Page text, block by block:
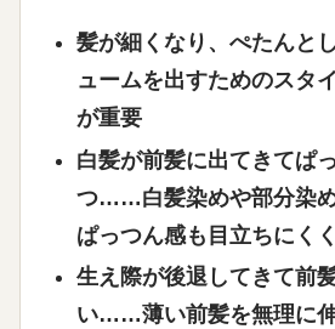
髪が細くなり、ぺたんと
ュームを出すためのスタ
が重要
白髪が前髪に出てきてぱ
つ……白髪染めや部分染
ぱっつん感も目立ちにく
生え際が後退してきて前
い……薄い前髪を無理に